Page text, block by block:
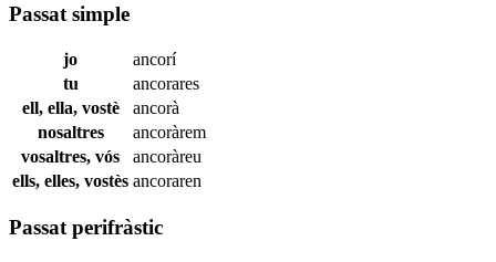
Passat simple
jo
ancorí
tu
ancorares
ell, ella, vostè
ancorà
nosaltres
ancoràrem
vosaltres, vós
ancoràreu
ells, elles, vostès ancoraren
Passat perifràstic